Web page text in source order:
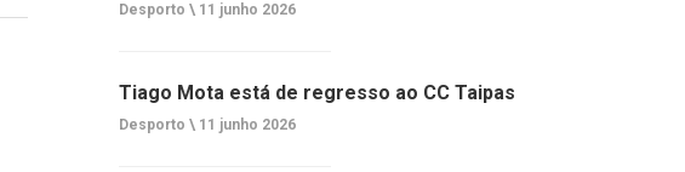
Desporto \ 11 junho 2026
Tiago Mota está de regresso ao CC Taipas
Desporto \ 11 junho 2026